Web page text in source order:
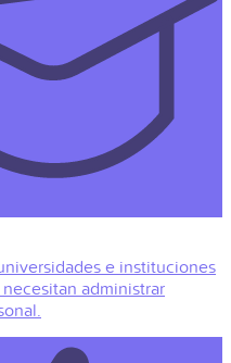
e instituciones
administrar